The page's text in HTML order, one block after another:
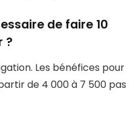
de faire 10
?
Les bénéfices pour
de 4 000 à 7 500 pas